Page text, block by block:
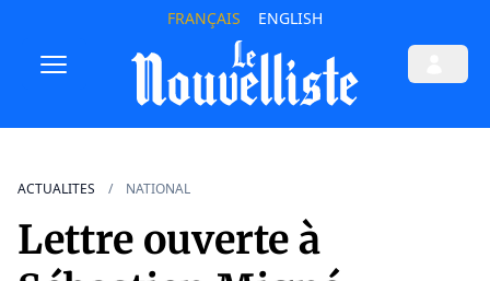
FRANÇAIS ENGLISH
ACTUALITES NATIONAL
Lettre ouverte à